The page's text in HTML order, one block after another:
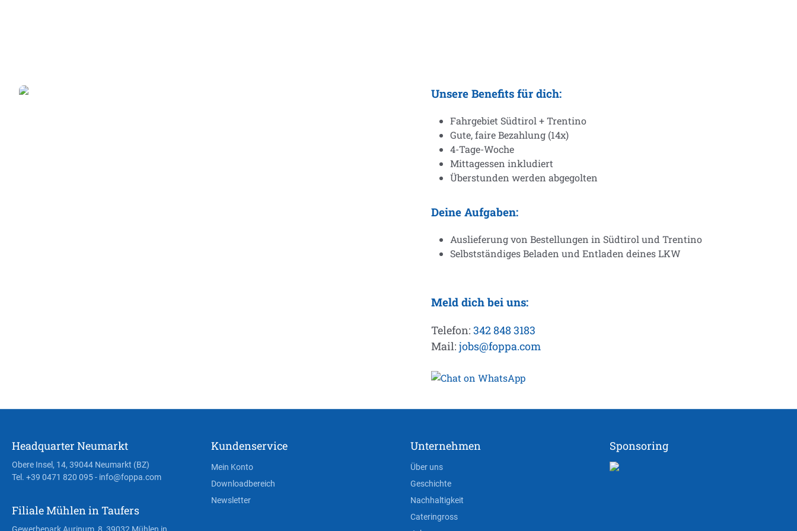
Unsere Benefits für dich:
Fahrgebiet Südtirol + Trentino
Gute, faire Bezahlung (14x)
4-Tage-Woche
Mittagessen inkludiert
Überstunden werden abgegolten
Deine Aufgaben:
Auslieferung von Bestellungen in Südtirol und Trentino
Selbstständiges Beladen und Entladen deines LKW
Meld dich bei uns:
Telefon:342 848 3183
Mail:jobs@foppa.com
Headquarter Neumarkt
Obere Insel, 14, 39044 Neumarkt (BZ)
Tel. +39 0471 820 095- info@foppa.com
Filiale Mühlen in Taufers
Kundenservice
Mein Konto
Downloadbereich
Newsletter
Unternehmen
Über uns
Geschichte
Nachhaltigkeit
Cateringross
Sponsoring